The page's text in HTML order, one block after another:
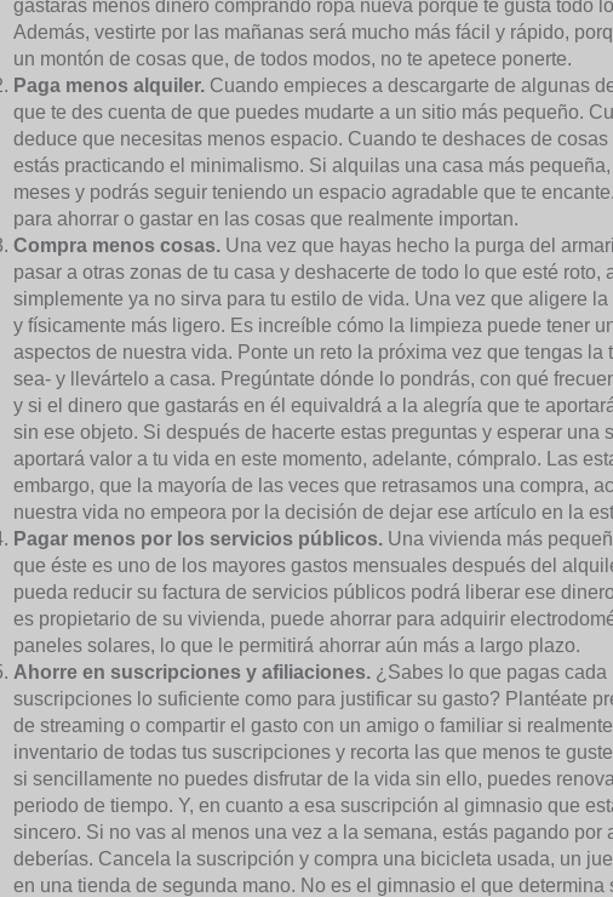
gastarás menos dinero comprando ropa nueva porque te gusta todo
Además, vestirte por las mañanas será mucho más fácil y rápido,
un montón de cosas que, de todos modos, no te apetece ponerte.
Paga menos alquiler. Cuando empieces a descargarte de algunas
que te des cuenta de que puedes mudarte a un sitio más pequeño.
deduce que necesitas menos espacio. Cuando te deshaces de
estás practicando el minimalismo. Si alquilas una casa más
meses y podrás seguir teniendo un espacio agradable que te
para ahorrar o gastar en las cosas que realmente importan.
Compra menos cosas. Una vez que hayas hecho la purga del
pasar a otras zonas de tu casa y deshacerte de todo lo que esté roto,
simplemente ya no sirva para tu estilo de vida. Una vez que aligere la
y físicamente más ligero. Es increíble cómo la limpieza puede tener
aspectos de nuestra vida. Ponte un reto la próxima vez que tengas la
sea- y llevártelo a casa. Pregúntate dónde lo pondrás, con qué
y si el dinero que gastarás en él equivaldrá a la alegría que te
sin ese objeto. Si después de hacerte estas preguntas y esperar una
aportará valor a tu vida en este momento, adelante, cómpralo. Las
embargo, que la mayoría de las veces que retrasamos una compra,
nuestra vida no empeora por la decisión de dejar ese artículo en la
Pagar menos por los servicios públicos. Una vivienda más
que éste es uno de los mayores gastos mensuales después del
pueda reducir su factura de servicios públicos podrá liberar ese
es propietario de su vivienda, puede ahorrar para adquirir
paneles solares, lo que le permitirá ahorrar aún más a largo plazo.
Ahorre en suscripciones y afiliaciones. ¿Sabes lo que pagas
suscripciones lo suficiente como para justificar su gasto? Plantéate
de streaming o compartir el gasto con un amigo o familiar si
inventario de todas tus suscripciones y recorta las que menos te
si sencillamente no puedes disfrutar de la vida sin ello, puedes
periodo de tiempo. Y, en cuanto a esa suscripción al gimnasio que
sincero. Si no vas al menos una vez a la semana, estás pagando por
deberías. Cancela la suscripción y compra una bicicleta usada, un
en una tienda de segunda mano. No es el gimnasio el que determina